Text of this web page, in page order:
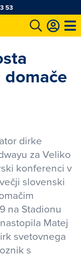
53
dirke
za Veliko
konferenci v
slovenski
na Stadionu
Matej
svetovnega
s